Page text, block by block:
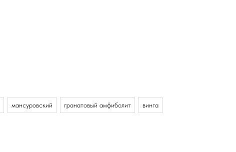
мансуровский гранатовый амфиболит винга